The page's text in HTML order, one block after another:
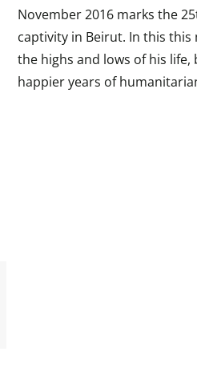
November 2016 marks the
captivity in Beirut. In this
the highs and lows of his
happier years of